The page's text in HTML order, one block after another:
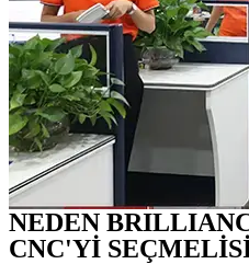
NEDEN
CNC'Yİ